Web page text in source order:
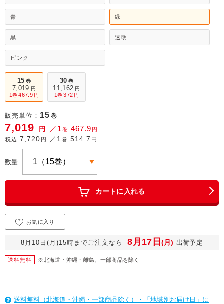
青 緑
黒 透明
ピンク
15 巻
7,019 円
1巻 467.9 円
30 巻
11,162 円
1巻 372 円
販売単位： 15 巻
7,019 円 ／1 巻 467.9 円
税込 7,720 円 ／1 巻 514.7 円
数量
カートに入れる
8月10日(月)15時までご注文なら 8月17日 (月) 出荷予定
お気に入り
送料無料 ※北海道・沖縄・離島、一部商品を除く
送料無料（北海道・沖縄・一部商品除く）・「地域別お届け日」に